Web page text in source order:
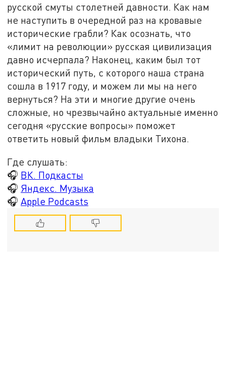
русской смуты столетней давности. Как нам
не наступить в очередной раз на кровавые
исторические грабли? Как осознать, что
«лимит на революции» русская цивилизация
давно исчерпала? Наконец, каким был тот
исторический путь, с которого наша страна
сошла в 1917 году, и можем ли мы на него
вернуться? На эти и многие другие очень
сложные, но чрезвычайно актуальные именно
сегодня «русские вопросы» поможет
ответить новый фильм владыки Тихона.
Где слушать:
🎧 ВК. Подкасты
🎧 Яндекс. Музыка
🎧 Apple Podcasts